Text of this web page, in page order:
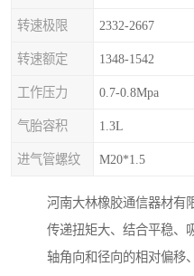
转速极限 2332-2667
转速额定 1348-1542
工作压力 0.7-0.8Mpa
气胎容积 1.3L
进气管螺纹 M20*1.5
河南大林橡胶通信器材有
传递扭矩大、结合平稳、
轴角向和径向的相对偏移